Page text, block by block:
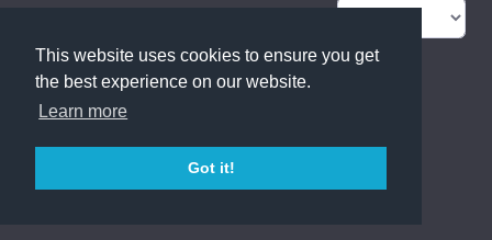
This website uses cookies to ensure you get
the best experience on our website.
Learn more
Got it!
Glossar Kontakt
Datenschutzerklärung